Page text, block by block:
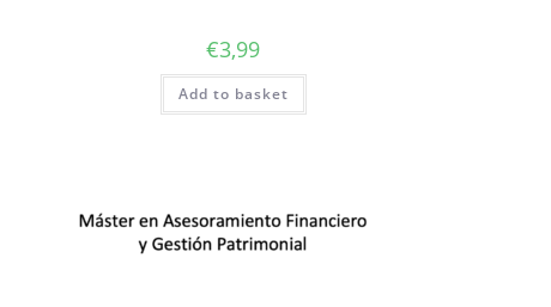
€3,99
Add to basket